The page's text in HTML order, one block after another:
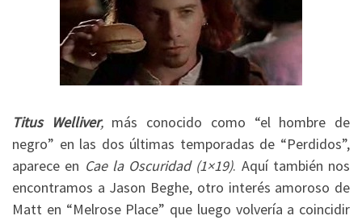
Titus Welliver, más conocido como “el hombre de
negro” en las dos últimas temporadas de “Perdidos”,
aparece en Cae la Oscuridad (1×19). Aquí también nos
encontramos a Jason Beghe, otro interés amoroso de
Matt en “Melrose Place” que luego volvería a coincidir